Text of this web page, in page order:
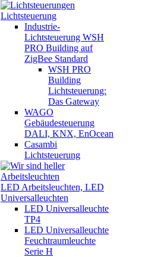
Lichtsteuerung
Industrie-
Lichtsteuerung WSH
PRO Building auf
ZigBee Standard
WSH PRO
Building
Lichtsteuerung:
Das Gateway
WAGO
Gebäudesteuerung
DALI, KNX, EnOcean
Casambi
Lichtsteuerung
LED Arbeitsleuchten, LED
Universalleuchten
LED Universalleuchte
TP4
LED Universalleuchte
Feuchtraumleuchte
Serie H